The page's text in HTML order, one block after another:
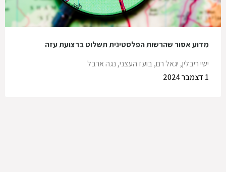
מדוע אסור שהרשות הפלסטינית תשלוט ברצועת עזה
ישי ריבלין, יגאל רם, בועז העצני, נגה ארבל
1 דצמבר 2024